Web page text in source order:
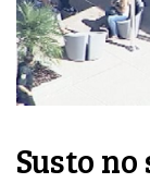
Susto